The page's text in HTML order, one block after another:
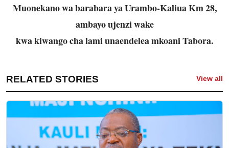
Muonekano wa barabara ya Urambo-Kaliua Km 28,
ambayo ujenzi wake
kwa kiwango cha lami unaendelea mkoani Tabora.
RELATED STORIES View all